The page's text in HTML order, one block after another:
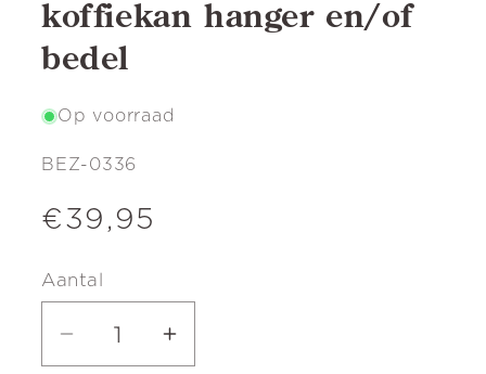
koffiekan hanger en/of
bedel
Op voorraad
SKU:
BEZ-0336
Normale
€39,95
Aantal
Aantal
Aantal